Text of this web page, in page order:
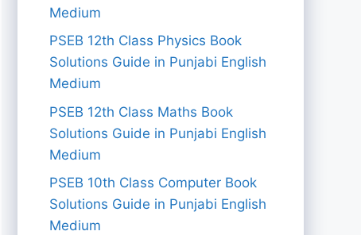
Medium
PSEB 12th Class Physics Book
Solutions Guide in Punjabi English
Medium
PSEB 12th Class Maths Book
Solutions Guide in Punjabi English
Medium
PSEB 10th Class Computer Book
Solutions Guide in Punjabi English
Medium